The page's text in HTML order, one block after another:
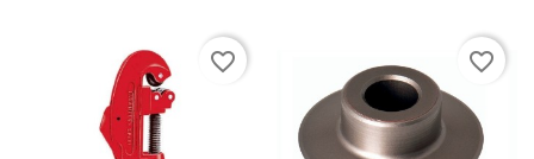
favorite_border favorite_border